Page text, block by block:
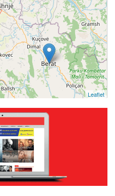
Leaflet